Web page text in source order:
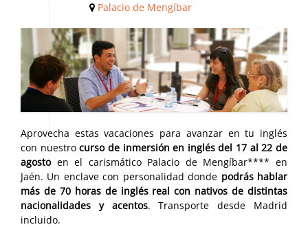
Palacio de Mengíbar
Aprovecha estas vacaciones para avanzar en tu inglés
con nuestrocurso de inmersión en inglés del 17 al 22 de
agostoen el carismático Palacio de Mengíbar**** en
Jaén. Un enclave con personalidad donde podrás hablar
más de 70 horas de inglés real con nativos de distintas
nacionalidades y acentos. Transporte desde Madrid
incluido.